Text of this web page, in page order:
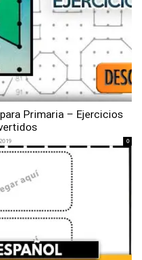
Primaria – Ejercicios
0